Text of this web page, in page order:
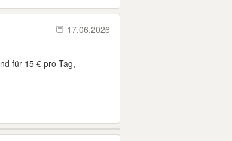
17.06.2026
für 15 € pro Tag,